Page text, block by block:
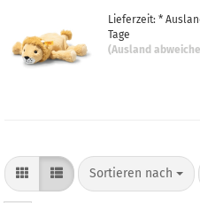
Lieferzeit: *
Tage
(Ausland
Sortieren nach
Sortieren nach